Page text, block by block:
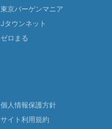
東京バーゲンマニア
Jタウンネット
ゼロまる
個人情報保護方針
サイト利用規約